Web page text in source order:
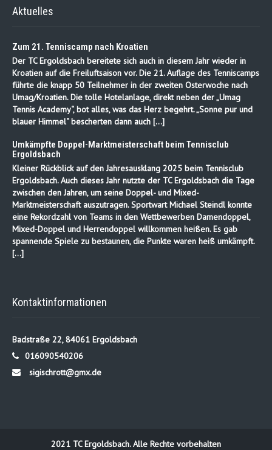
Aktuelles
Zum 21. Tenniscamp nach Kroatien
Der TC Ergoldsbach bereitete sich auch in diesem Jahr wieder in
Kroatien auf die Freiluftsaison vor. Die 21. Auflage des Tenniscamps
führte die knapp 50 Teilnehmer in der zweiten Osterwoche nach
Umag/Kroatien. Die tolle Hotelanlage, direkt neben der „Umag
Tennis Academy“, bot alles, was das Herz begehrt. „Sonne pur und
blauer Himmel“ bescherten dann auch […]
Umkämpfte Doppel-Marktmeisterschaft beim Tennisclub
Ergoldsbach
Kleiner Rückblick auf den Jahresausklang 2025 beim Tennisclub
Ergoldsbach. Auch dieses Jahr nutzte der TC Ergoldsbach die Tage
zwischen den Jahren, um seine Doppel- und Mixed-
Marktmeisterschaft auszutragen. Sportwart Michael Steindl konnte
eine Rekordzahl von Teams in den Wettbewerben Damendoppel,
Mixed-Doppel und Herrendoppel willkommen heißen. Es gab
spannende Spiele zu bestaunen, die Punkte waren heiß umkämpft.
[…]
Kontaktinformationen
Badstraße 22, 84061 Ergoldsbach
016090540206
sigischrott@gmx.de
2021 TC Ergoldsbach. Alle Rechte vorbehalten